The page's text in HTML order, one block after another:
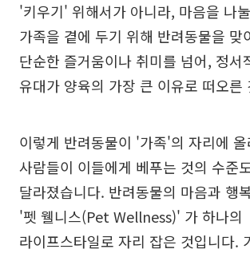
'키우기' 위해서가 아니라, 마음을 나
가족을 곁에 두기 위해 반려동물을 맞
단순한 즐거움이나 취미를 넘어, 정서
유대가 양육의 가장 큰 이유로 떠오른
이렇게 반려동물이 '가족'의 자리에
사람들이 이들에게 베푸는 것의 수준
달라졌습니다. 반려동물의 마음과 행
'펫 웰니스(Pet Wellness)' 가 하나의
라이프스타일로 자리 잡은 것입니다.